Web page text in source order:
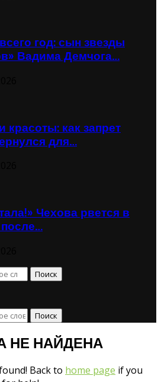
год: сын звезды
Вадима Демчога…
красоты: как запрет
для…
Чехова рвется в
Поиск
Поиск
НЕ НАЙДЕНА
Back to home page if you